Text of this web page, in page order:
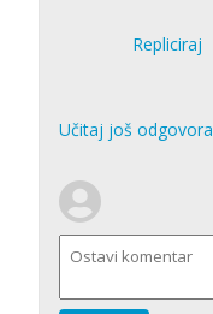
Repliciraj
Učitaj još odgovora